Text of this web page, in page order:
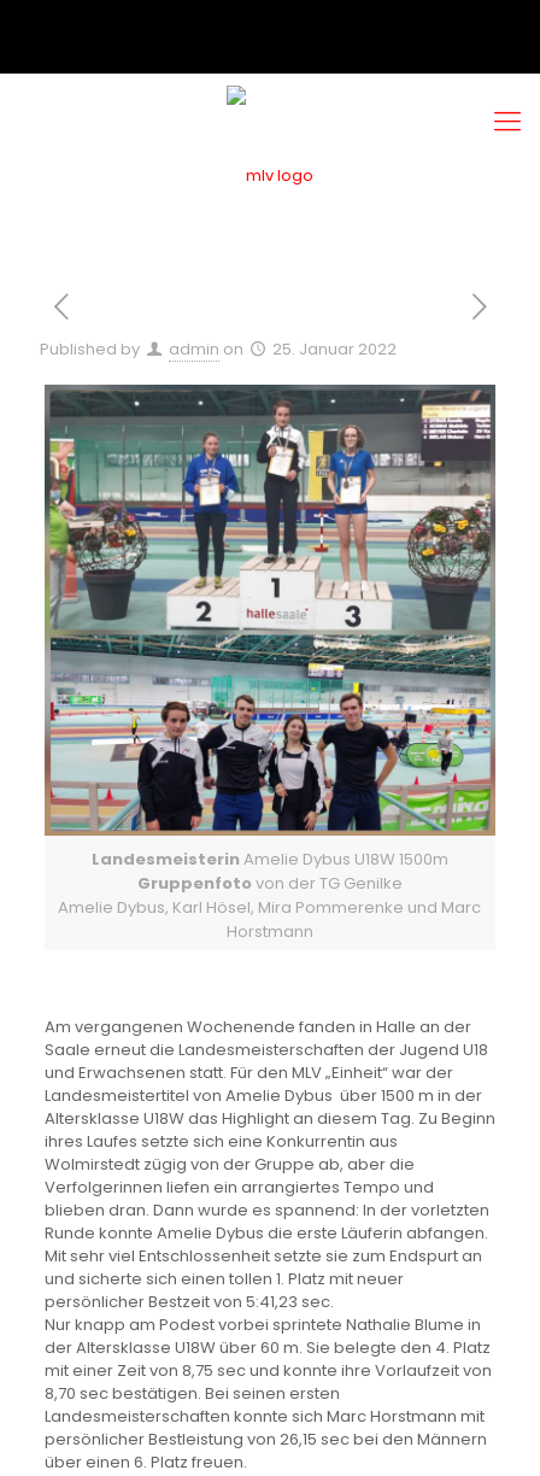
Published by admin on 25. Januar 2022
Landesmeisterin Amelie Dybus U18W 1500m
Gruppenfoto von der TG Genilke
Amelie Dybus, Karl Hösel, Mira Pommerenke und Marc
Horstmann
Am vergangenen Wochenende fanden in Halle an der
Saale erneut die Landesmeisterschaften der Jugend U18
und Erwachsenen statt. Für den MLV „Einheit“ war der
Landesmeistertitel von Amelie Dybus über 1500 m in der
Altersklasse U18W das Highlight an diesem Tag. Zu Beginn
ihres Laufes setzte sich eine Konkurrentin aus
Wolmirstedt zügig von der Gruppe ab, aber die
Verfolgerinnen liefen ein arrangiertes Tempo und
blieben dran. Dann wurde es spannend: In der vorletzten
Runde konnte Amelie Dybus die erste Läuferin abfangen.
Mit sehr viel Entschlossenheit setzte sie zum Endspurt an
und sicherte sich einen tollen 1. Platz mit neuer
persönlicher Bestzeit von 5:41,23 sec.
Nur knapp am Podest vorbei sprintete Nathalie Blume in
der Altersklasse U18W über 60 m. Sie belegte den 4. Platz
mit einer Zeit von 8,75 sec und konnte ihre Vorlaufzeit von
8,70 sec bestätigen. Bei seinen ersten
Landesmeisterschaften konnte sich Marc Horstmann mit
persönlicher Bestleistung von 26,15 sec bei den Männern
über einen 6. Platz freuen.